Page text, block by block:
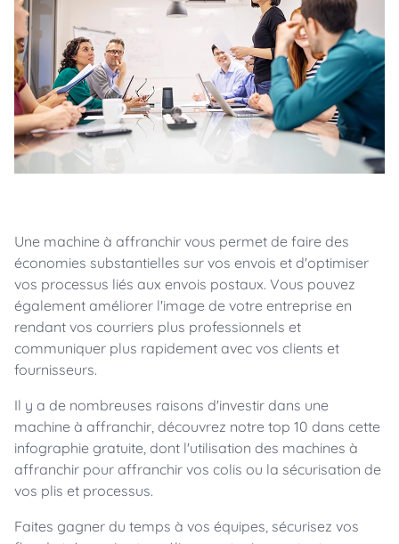
Une machine à affranchir vous permet de faire des
économies substantielles sur vos envois et d'optimiser
vos processus liés aux envois postaux. Vous pouvez
également améliorer l'image de votre entreprise en
rendant vos courriers plus professionnels et
communiquer plus rapidement avec vos clients et
fournisseurs.
Il y a de nombreuses raisons d'investir dans une
machine à affranchir, découvrez notre top 10 dans cette
infographie gratuite, dont l'utilisation des machines à
affranchir pour affranchir vos colis ou la sécurisation de
vos plis et processus.
Faites gagner du temps à vos équipes, sécurisez vos